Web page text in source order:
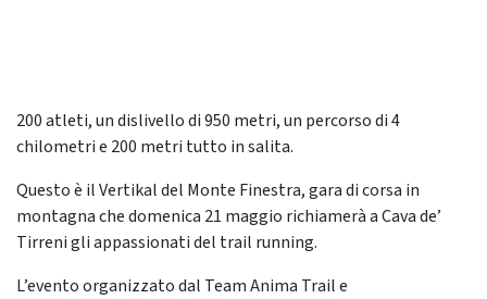
200 atleti, un dislivello di 950 metri, un percorso di 4
chilometri e 200 metri tutto in salita.
Questo è il Vertikal del Monte Finestra, gara di corsa in
montagna che domenica 21 maggio richiamerà a Cava de’
Tirreni gli appassionati del trail running.
L’evento organizzato dal Team Anima Trail e